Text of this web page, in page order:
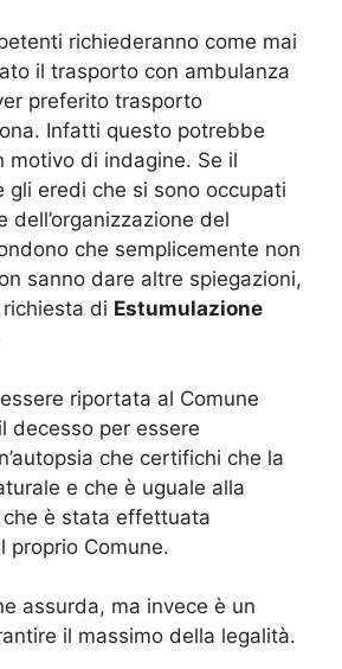
richiederanno come mai
il trasporto con ambulanza
preferito trasporto
Infatti questo potrebbe
motivo di indagine. Se il
gli eredi che si sono occupati
dell’organizzazione del
che semplicemente non
sanno dare altre spiegazioni,
di Estumulazione
riportata al Comune
decesso per essere
che certifichi che la
e che è uguale alla
è stata effettuata
proprio Comune.
assurda, ma invece è un
il massimo della legalità.